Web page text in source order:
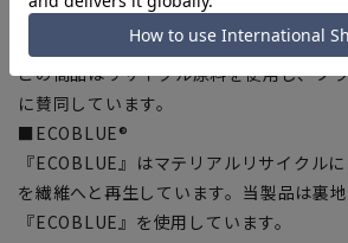
生地特性により綺麗なプリーツラインを
■Plastics Smart
この商品はリサイクル原料を使用し、プ
に賛同しています。
■ECOBLUE®
『ECOBLUE』はマテリアルリサイクル
を繊維へと再生しています。当製品は裏
『ECOBLUE』を使用しています。